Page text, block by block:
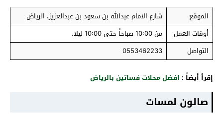
الموقع
شارع الامام عبدالله بن سعود بن عبدالعزيز، الرياض
أوقات العمل
من 10:00 صباحاً حتى 10:00 ليلا.
التواصل
0553462233
إقرأ أيضاً : افضل محلات فساتين بالرياض
صالون لمسات